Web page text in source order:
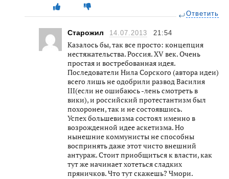
Ответить
Старожил 14.07.2013 21:54
Казалось бы, так все просто: концепция
нестяжательства. Россия. XV век. Очень
простая и востребованная идея.
Последователи Нила Сорского (автора идеи)
всего лишь не одобрили развод Василия
III(если не ошибаюсь -лень смотреть в
вики), и российский протестантизм был
похоронен, так и не состоявшись.
Успех большевизма состоял именно в
возрожденной идее аскетизма. Но
нынешние коммунисты не способны
воспринять даже этот чисто внешний
антураж. Стоит приобщиться к власти, как
тут же начинает хотеться сладких
пряничков. Что тут скажешь? Чмори.